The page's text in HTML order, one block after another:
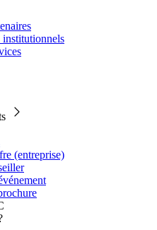
institutionnels
(entreprise)